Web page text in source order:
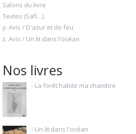
Salons du livre
Textes (Safi…)
y. Avis / D'azur et de feu
z. Avis / Un lit dans l'océan
Nos livres
- La forêt habite ma chambre
- Un lit dans l'océan